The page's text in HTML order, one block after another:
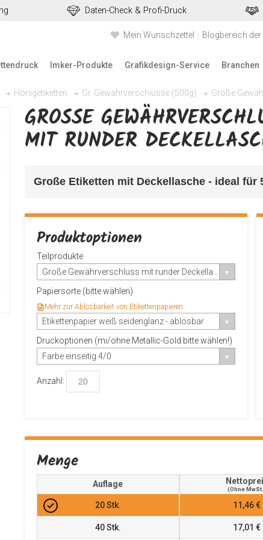
Daten-Check & Profi-Druck
Mein Wunschzettel Blogbereich
Imker-Produkte Grafikdesign-Service Branchen
Honigetiketten Gr. Gewährverschlüsse (500g) Große
GROSSE
IT RUNDER
Große Etiketten mit Deckellasche - ideal für
Produktoptionen
Teilprodukte
Papiersorte (bitte wählen)
Mehr zur Ablösbarkeit von Etikettenpapieren
Etikettenpapier weiß seidenglanz - ablösbar
Druckoptionen (mi/ohne Metallic-Gold bitte wählen!)
Farbe einseitig 4/0
Anzahl:
Menge
Auflage
(ohne
20Stk. 11,46 €
40Stk. 17,01 €